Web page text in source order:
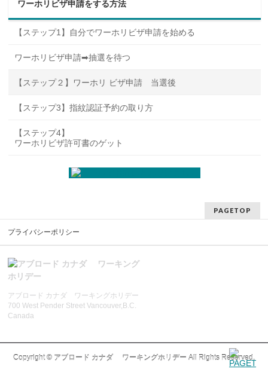
ワーホリビザ申請をする方法
【ステップ1】自分でワーホリビザ申請を始める
ワーホリビザ申請➡抽選を待つ
【ステップ２】ワーホリ ビザ申請 当選後
【ステップ3】指紋認証予約の取り方
【ステップ4】
ワーホリビザ許可書のゲット
PAGETOP
プライバシーポリシー
アブロード カナダ ワーキングホリデー
700 West Pender Street Vancouver,B.C.
Canada
Copyright © アブロード カナダ ワーキングホリデー All Rights Reserved.